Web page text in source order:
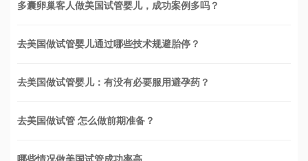
多囊卵巢客人做美国试管婴儿，成功案例多吗？
去美国做试管婴儿通过哪些技术规避胎停？
去美国做试管婴儿：有没有必要服用避孕药？
去美国做试管 怎么做前期准备？
哪些情况做美国试管成功率高